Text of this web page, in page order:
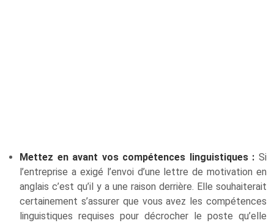
Mettez en avant vos compétences linguistiques : Si
l’entreprise a exigé l’envoi d’une lettre de motivation en
anglais c’est qu’il y a une raison derrière. Elle souhaiterait
certainement s’assurer que vous avez les compétences
linguistiques requises pour décrocher le poste qu’elle